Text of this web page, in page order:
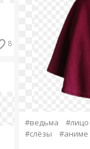
8
#ведьма
#лицо
#слёзы
#аниме